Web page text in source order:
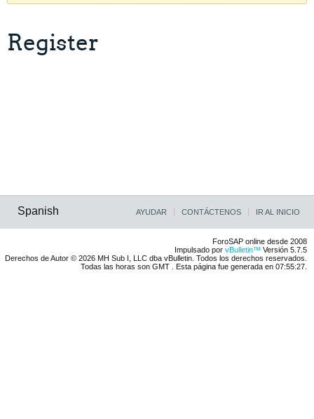
Register
Spanish AYUDAR CONTÁCTENOS IR AL INICIO
ForoSAP online desde 2008
Impulsado por vBulletin™ Versión 5.7.5
Derechos de Autor © 2026 MH Sub I, LLC dba vBulletin. Todos los derechos reservados.
Todas las horas son GMT . Esta página fue generada en 07:55:27.